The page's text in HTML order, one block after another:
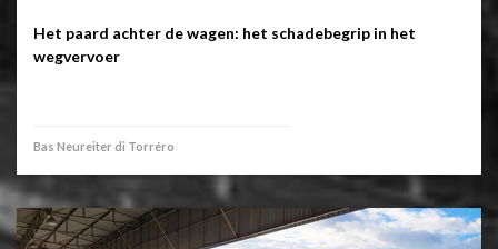
Het paard achter de wagen: het schadebegrip in het
wegvervoer
Bas Neureiter di Torréro